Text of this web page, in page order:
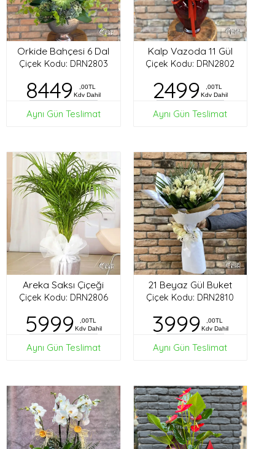
Orkide Bahçesi 6 Dal
Çiçek Kodu: DRN2803
8449
,00TL
Kdv Dahil
Aynı Gün Teslimat
Kalp Vazoda 11 Gül
Çiçek Kodu: DRN2802
2499
,00TL
Kdv Dahil
Aynı Gün Teslimat
Areka Saksı Çiçeği
Çiçek Kodu: DRN2806
5999
,00TL
Kdv Dahil
Aynı Gün Teslimat
21 Beyaz Gül Buket
Çiçek Kodu: DRN2810
3999
,00TL
Kdv Dahil
Aynı Gün Teslimat